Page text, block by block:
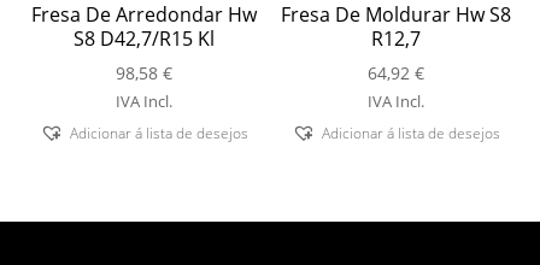
Fresa De Arredondar Hw
S8 D42,7/R15 Kl
98,58 €
IVA Incl.
Adicionar á lista de desejos
Fresa De Moldurar Hw S8
R12,7
64,92€
IVA Incl.
Adicionar á lista de desejos